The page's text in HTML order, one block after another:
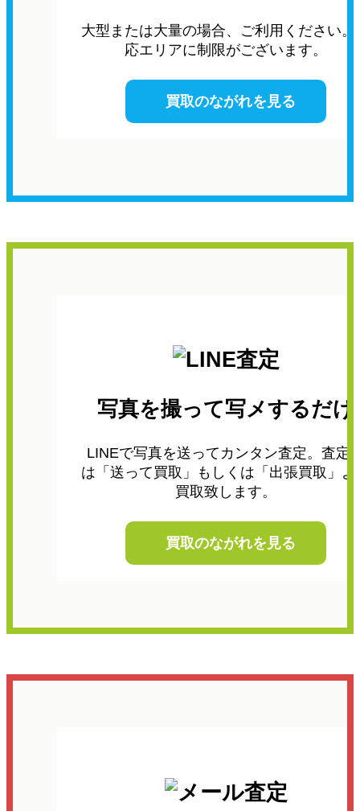
大型または大量の場合、ご利用ください。
応エリアに制限がございます。
買取のながれを見る
写真を撮って写メするだけ
LINEで写真を送ってカンタン査定。査定
は「送って買取」もしくは「出張買取」よ
買取致します。
買取のながれを見る